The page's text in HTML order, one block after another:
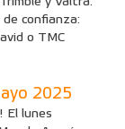
confianza:
o TMC
2025
El lunes